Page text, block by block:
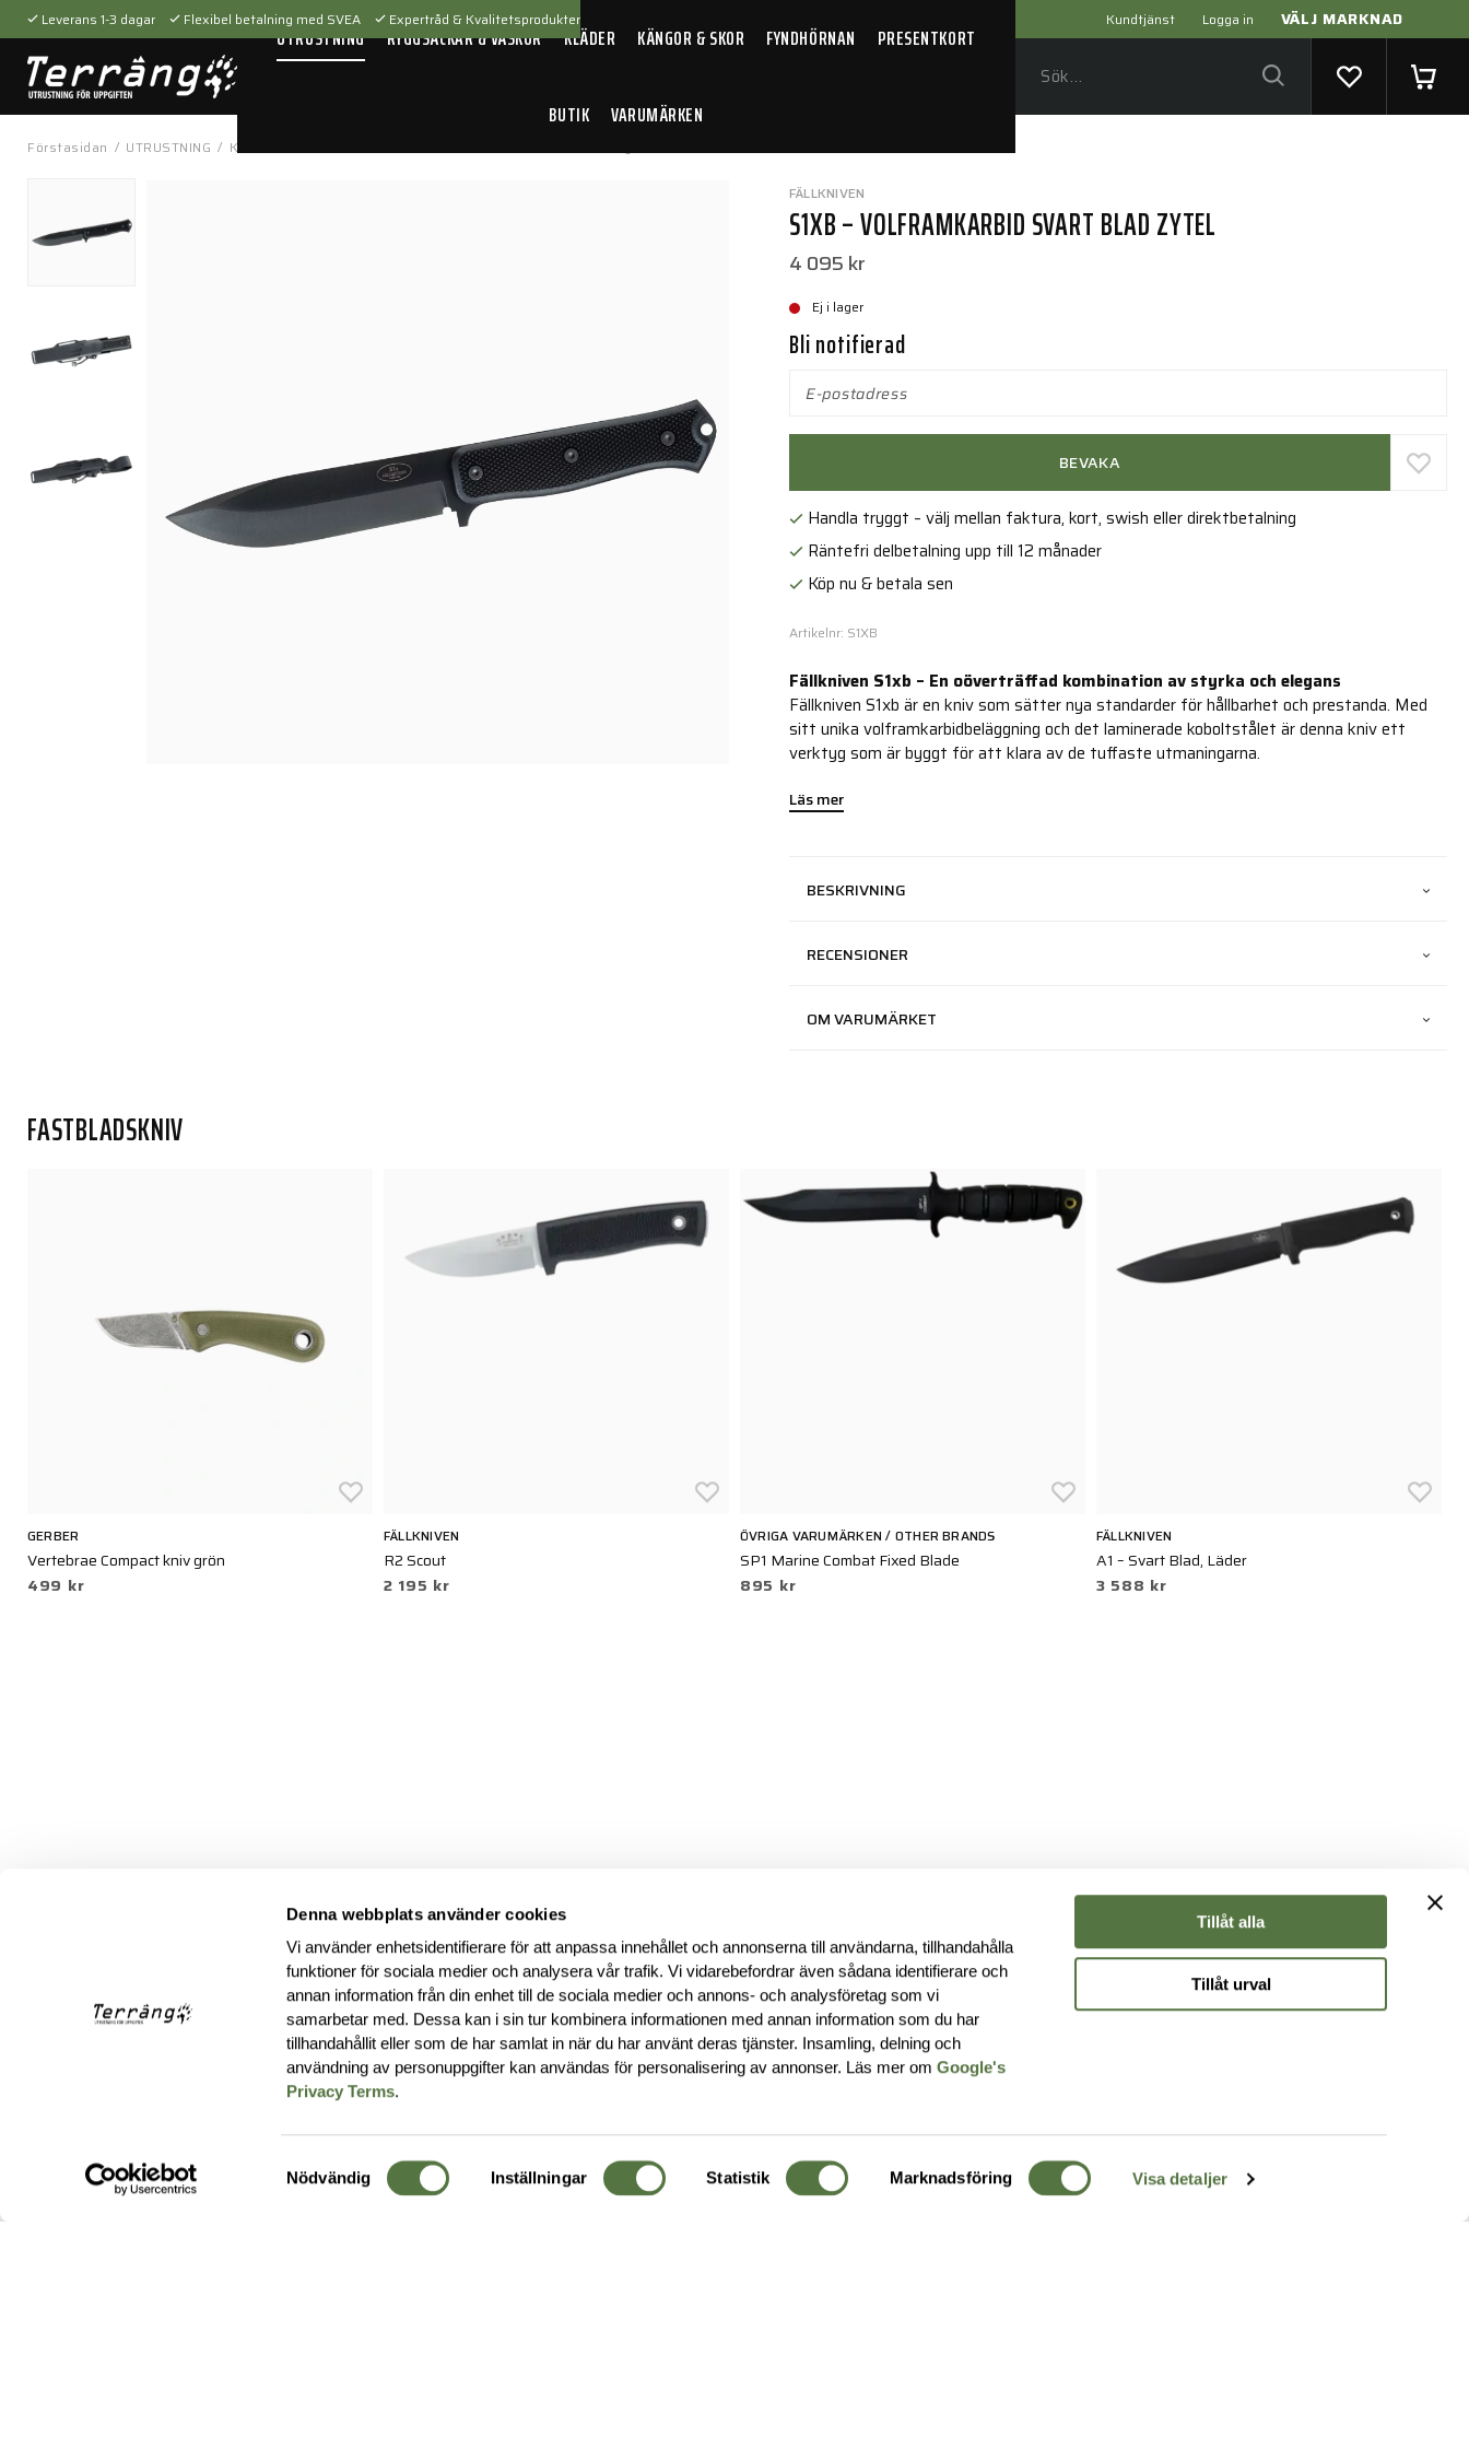
Denna webbplats använder cookies
Vi använder enhetsidentifierare för att anpassa innehållet och annonserna till användarna, tillhandahålla
funktioner för sociala medier och analysera vår trafik. Vi vidarebefordrar även sådana identifierare och
annan information från din enhet till de sociala medier och annons- och analysföretag som vi
samarbetar med. Dessa kan i sin tur kombinera informationen med annan information som du har
tillhandahållit eller som de har samlat in när du har använt deras tjänster. Insamling, delning och
användning av personuppgifter kan användas för personalisering av annonser. Läs mer omGoogle's
Privacy Terms.
Samtyckesval
Nödvändig Inställningar Statistik Marknadsföring Visa detaljer
Tillåt alla
Tillåt urval
Kundtjänst Logga in VÄLJ MARKNAD
Leverans 1-3 dagar Flexibel betalning med SVEA Expertråd & Kvalitetsprodukter
UTRUSTNING RYGGSÄCKAR & VÄSKOR KLÄDER KÄNGOR & SKOR FYNDHÖRNAN PRESENTKORT
BUTIK VARUMÄRKEN
Förstasidan / UTRUSTNING / Knivar
FÄLLKNIVEN
S1XB – VOLFRAMKARBID SVART BLAD ZYTEL
4 095 kr
Ej i lager
Bli notifierad
BEVAKA
Handla tryggt – välj mellan faktura, kort, swish eller direktbetalning
Räntefri delbetalning upp till 12 månader
Köp nu & betala sen
Artikelnr: S1XB
Fällkniven S1xb – En oöverträffad kombination av styrka och elegans
Fällkniven S1xb är en kniv som sätter nya standarder för hållbarhet och prestanda. Med
sitt unika volframkarbidbeläggning och det laminerade koboltstålet är denna kniv ett
verktyg som är byggt för att klara av de tuffaste utmaningarna.
Läs mer
BESKRIVNING
RECENSIONER
OM VARUMÄRKET
FASTBLADSKNIV
GERBER
Vertebrae Compact kniv grön
499 kr
FÄLLKNIVEN
R2 Scout
2 195 kr
ÖVRIGA VARUMÄRKEN / OTHER BRANDS
SP1 Marine Combat Fixed Blade
895 kr
FÄLLKNIVEN
A1 – Svart Blad, Läder
3 588 kr